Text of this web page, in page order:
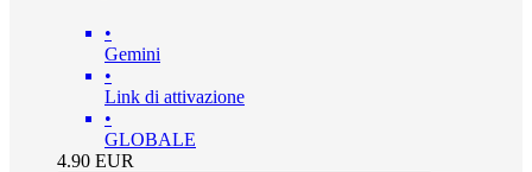
•
Gemini
•
Link di attivazione
•
GLOBALE
4.90 EUR